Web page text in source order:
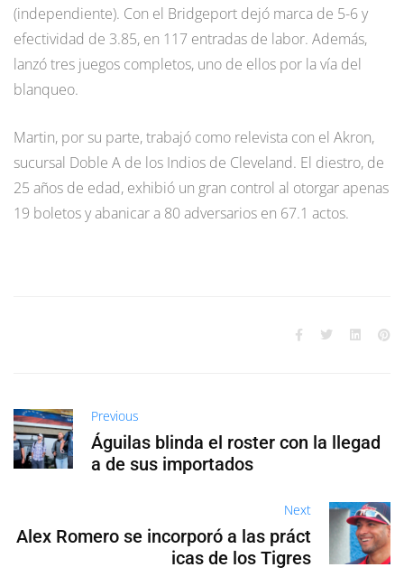
(independiente). Con el Bridgeport dejó marca de 5-6 y
efectividad de 3.85, en 117 entradas de labor. Además,
lanzó tres juegos completos, uno de ellos por la vía del
blanqueo.
Martin, por su parte, trabajó como relevista con el Akron,
sucursal Doble A de los Indios de Cleveland. El diestro, de
25 años de edad, exhibió un gran control al otorgar apenas
19 boletos y abanicar a 80 adversarios en 67.1 actos.
Previous
Águilas blinda el roster con la llegad
a de sus importados
Next
Alex Romero se incorporó a las práct
icas de los Tigres